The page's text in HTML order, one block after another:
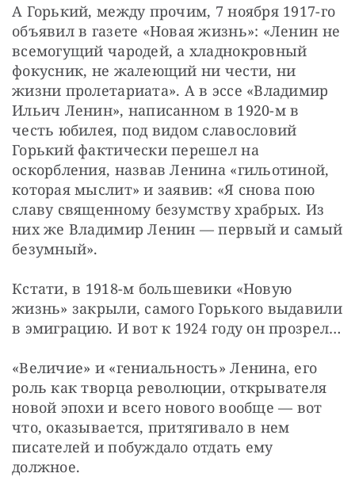
А Горький, между прочим, 7 ноября 1917-го
объявил в газете «Новая жизнь»: «Ленин не
всемогущий чародей, а хладнокровный
фокусник, не жалеющий ни чести, ни
жизни пролетариата». А в эссе «Владимир
Ильич Ленин», написанном в 1920-м в
честь юбилея, под видом славословий
Горький фактически перешел на
оскорбления, назвав Ленина «гильотиной,
которая мыслит» и заявив: «Я снова пою
славу священному безумству храбрых. Из
них же Владимир Ленин — первый и самый
безумный».
Кстати, в 1918-м большевики «Новую
жизнь» закрыли, самого Горького выдавили
в эмиграцию. И вот к 1924 году он прозрел…
«Величие» и «гениальность» Ленина, его
роль как творца революции, открывателя
новой эпохи и всего нового вообще — вот
что, оказывается, притягивало в нем
писателей и побуждало отдать ему
должное.